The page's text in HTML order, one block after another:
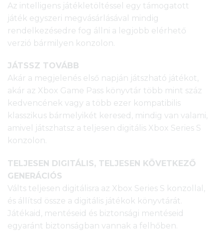
Az intelligens játékletöltéssel egy támogatott
játék egyszeri megvásárlásával mindig
rendelkezésedre fog állni a legjobb elérhető
verzió bármilyen konzolon.
JÁTSSZ TOVÁBB
Akár a megjelenés első napján játszható játékot,
akár az Xbox Game Pass könyvtár több mint száz
kedvencének vagy a több ezer kompatibilis
klasszikus bármelyikét keresed, mindig van valami,
amivel játszhatsz a teljesen digitális Xbox Series S
konzolon.
TELJESEN DIGITÁLIS, TELJESEN KÖVETKEZŐ
GENERÁCIÓS
Válts teljesen digitálisra az Xbox Series S konzollal,
és állítsd össze a digitális játékok könyvtárát.
Játékaid, mentéseid és biztonsági mentéseid
egyaránt biztonságban vannak a felhőben.